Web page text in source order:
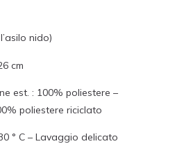
nido)
cm
est. : 100% poliestere –
poliestere riciclato
° C – Lavaggio delicato